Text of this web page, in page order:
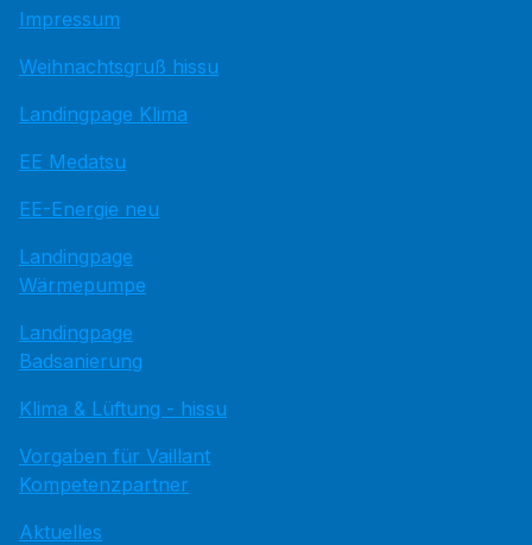
Impressum
Weihnachtsgruß hissu
Landingpage Klima
EE Medatsu
EE-Energie neu
Landingpage
Wärmepumpe
Landingpage
Badsanierung
Klima & Lüftung - hissu
Vorgaben für Vaillant
Kompetenzpartner
Aktuelles